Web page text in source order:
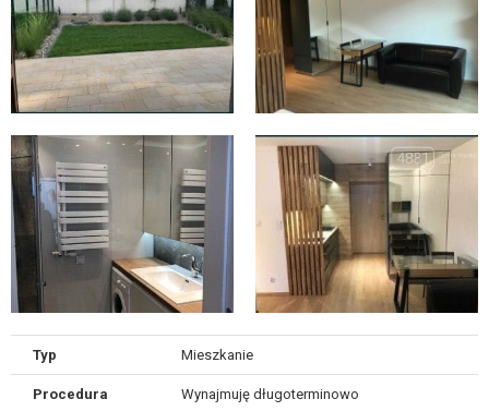
Typ Mieszkanie
Procedura Wynajmuję długoterminowo